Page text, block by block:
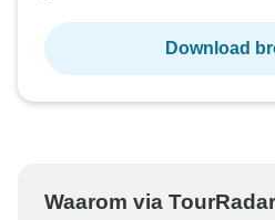
Download
Waarom via